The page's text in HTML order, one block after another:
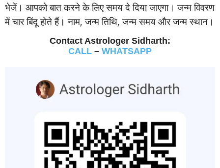
भेजें। आपको बात करने के लिए समय दे दिया जाएगा। जन्‍म विवरण
में चार बिंदू होते हैं। नाम, जन्‍म तिथि, जन्‍म समय और जन्‍म स्‍थान।
Contact Astrologer Sidharth:
CALL – WHATSAPP